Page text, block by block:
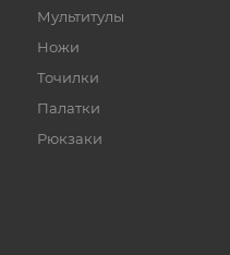
Мультитулы
Ножи
Точилки
Палатки
Рюкзаки